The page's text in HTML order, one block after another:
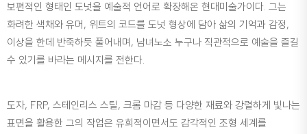
보편적인 형태인 도넛을 예술적 언어로 확장해온 현대미술가이다. 그는
화려한 색채와 유머, 위트의 코드를 도넛 형상에 담아 삶의 기억과 감정,
이상을 한데 반죽하듯 풀어내며, 남녀노소 누구나 직관적으로 예술을 즐길
수 있기를 바라는 메시지를 전한다.
도자, FRP, 스테인리스 스틸, 크롬 마감 등 다양한 재료와 강렬하게 빛나는
표면을 활용한 그의 작업은 유희적이면서도 감각적인 조형 세계를